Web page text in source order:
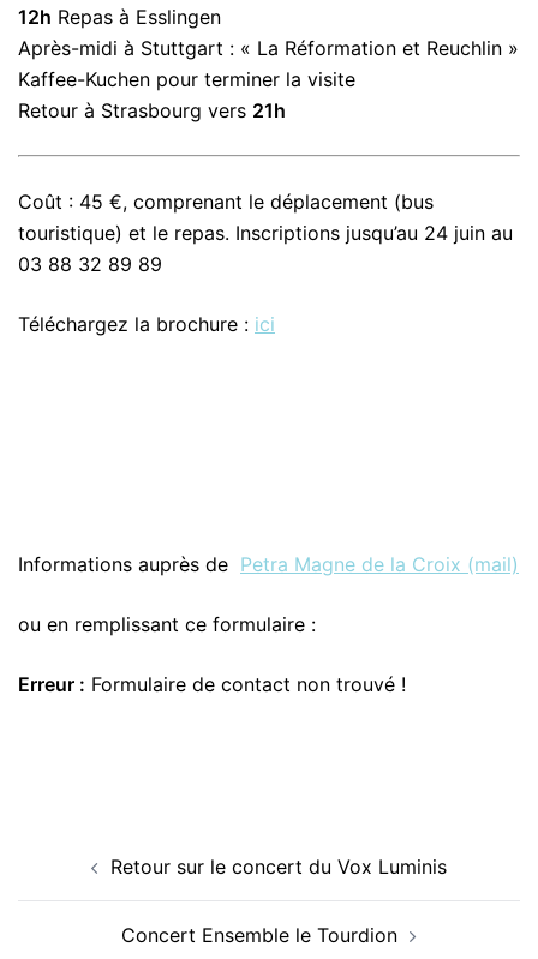
12h Repas à Esslingen
Après-midi à Stuttgart : « La Réformation et Reuchlin »
Kaffee-Kuchen pour terminer la visite
Retour à Strasbourg vers 21h
Coût : 45 €, comprenant le déplacement (bus
touristique) et le repas. Inscriptions jusqu’au 24 juin au
03 88 32 89 89
Téléchargez la brochure : ici
Informations auprès de Petra Magne de la Croix (mail)
ou en remplissant ce formulaire :
Erreur : Formulaire de contact non trouvé !
d’articleRetour sur le concert du Vox Luminis
Concert Ensemble le Tourdion